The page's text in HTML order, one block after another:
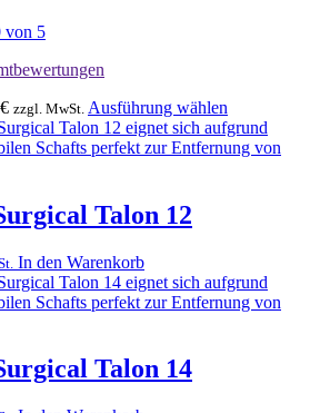
von 5
€ zzgl. MwSt. Ausführung wählen
Produkt
weist
auf
der
Talon 12
In den Warenkorb
Talon 14